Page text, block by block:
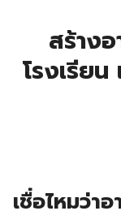
สร้าง
โรงเรีย
เชื่อไหมว่า